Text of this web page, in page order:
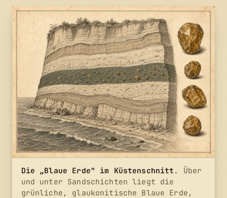
Die „Blaue Erde" im Küstenschnitt . Über
und unter Sandschichten liegt die
grünliche, glaukonitische Blaue Erde,